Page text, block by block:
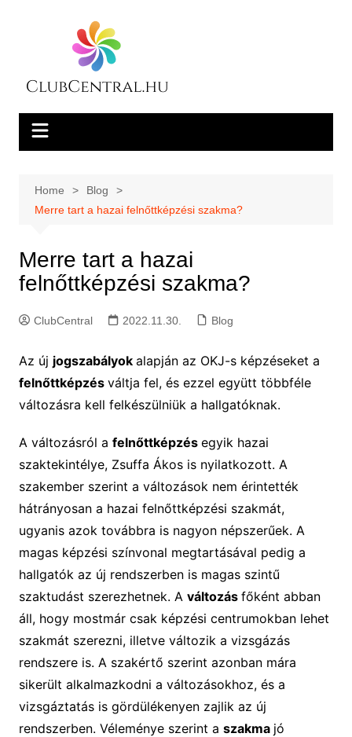
Home
Blog
Merre tart a hazai felnőttképzési szakma?
Merre tart a hazai
felnőttképzési szakma?
ClubCentral 2022.11.30. Blog
Az új jogszabályok alapján az OKJ-s képzéseket a
felnőttképzés váltja fel, és ezzel együtt többféle
változásra kell felkészülniük a hallgatóknak.
A változásról a felnőttképzés egyik hazai
szaktekintélye, Zsuffa Ákos is nyilatkozott. A
szakember szerint a változások nem érintették
hátrányosan a hazai felnőttképzési szakmát,
ugyanis azok továbbra is nagyon népszerűek. A
magas képzési színvonal megtartásával pedig a
hallgatók az új rendszerben is magas szintű
szaktudást szerezhetnek. A változás főként abban
áll, hogy mostmár csak képzési centrumokban lehet
szakmát szerezni, illetve változik a vizsgázás
rendszere is. A szakértő szerint azonban mára
sikerült alkalmazkodni a változásokhoz, és a
vizsgáztatás is gördülékenyen zajlik az új
rendszerben. Véleménye szerint a szakma jó